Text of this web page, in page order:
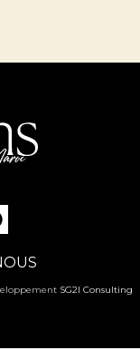
SG2I Consulting